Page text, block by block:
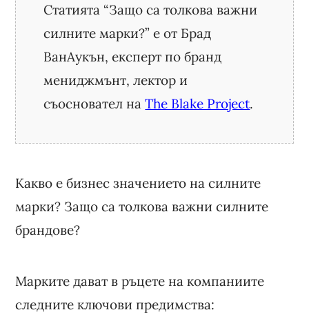
Статията “Защо са толкова важни
силните марки?” е от Брад
ВанАукън, експерт по бранд
мениджмънт, лектор и
съосновател наThe Blake Project.
Какво е бизнес значението на силните
марки? Защо са толкова важни силните
брандове?
Марките дават в ръцете на компаниите
следните ключови предимства: